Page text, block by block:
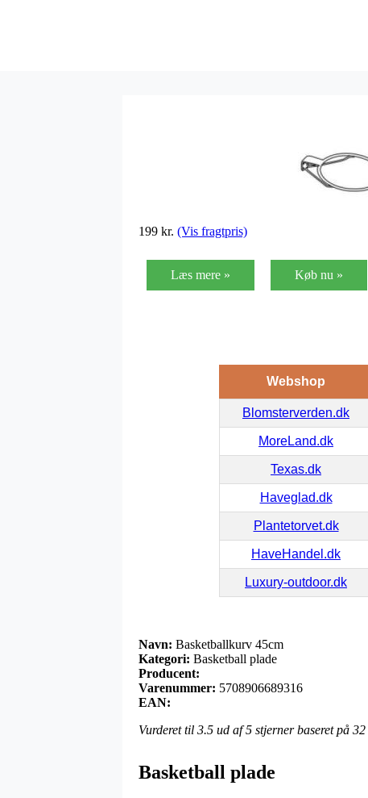
199 kr. (Vis fragtpris)
Læs mere » Køb nu »
Webshop
Blomsterverden.dk
MoreLand.dk
Texas.dk
Haveglad.dk
Plantetorvet.dk
HaveHandel.dk
Luxury-outdoor.dk
Navn: Basketballkurv 45cm
Kategori: Basketball plade
Producent:
Varenummer: 5708906689316
EAN:
Vurderet til 3.5 ud af 5 stjerner baseret på 32
Basketball plade